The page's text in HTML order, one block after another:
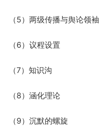
（5）两级传播与舆论领袖
（6）议程设置
（7）知识沟
（8）涵化理论
（9）沉默的螺旋